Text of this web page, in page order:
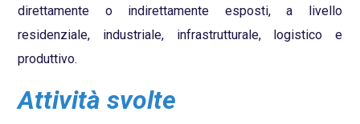
direttamente o indirettamente esposti, a livello
residenziale, industriale, infrastrutturale, logistico e
produttivo.
Attività svolte